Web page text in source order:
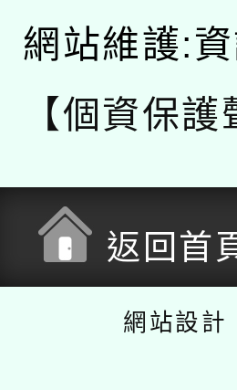
網站維護:資
【個資保護
返回首
網站設計